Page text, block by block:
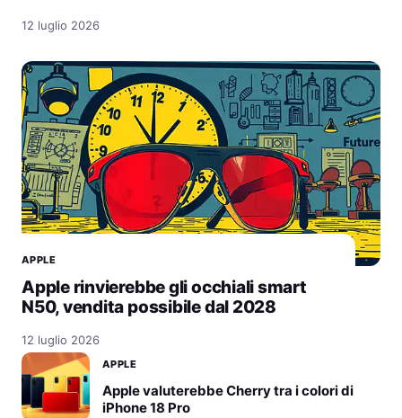
12 luglio 2026
APPLE
Apple rinvierebbe gli occhiali smart
N50, vendita possibile dal 2028
12 luglio 2026
APPLE
Apple valuterebbe Cherry tra i colori di
iPhone 18 Pro